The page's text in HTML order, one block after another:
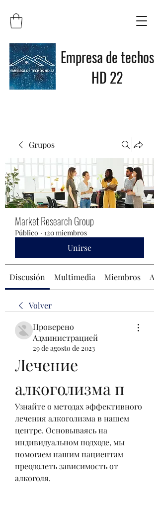
Empresa de techos
HD 22
Grupos
Market Research Group
Público · 120 miembros
Unirse
Discusión Multimedia Miembros
Volver
Проверено
Администрацией
29 de agosto de 2023
Лечение
алкоголизма п
Узнайте о методах эффективного
лечения алкоголизма в нашем
центре. Основываясь на
индивидуальном подходе, мы
помогаем нашим пациентам
преодолеть зависимость от
алкоголя.